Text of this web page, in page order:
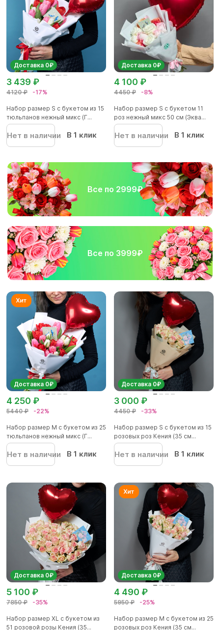
Доставка 0₽
4120 ₽ -17%
3 439 ₽
Набор размер S с букетом из 15
тюльпанов нежный микс (Г...
Нет в наличии В 1 клик
Доставка 0₽
4450 ₽ -8%
4 100 ₽
Набор размер S с букетом 11
роз нежный микс 50 см (Эква...
Нет в наличии В 1 клик
Все по 2999₽
Все по 3999₽
Доставка 0₽
5440 ₽ -22%
4 250 ₽
Набор размер М с букетом из 25
тюльпанов нежный микс (Г...
Нет в наличии В 1 клик
Доставка 0₽
4450 ₽ -33%
3 000 ₽
Набор размер S с букетом из 15
розовых роз Кения (35 см...
Нет в наличии В 1 клик
Доставка 0₽
7850 ₽ -35%
5 100 ₽
Набор размер XL с букетом из
51 розовой розы Кения (35...
Доставка 0₽
5950 ₽ -25%
4 490 ₽
Набор размер М с букетом из 25
розовых роз Кения (35 см...